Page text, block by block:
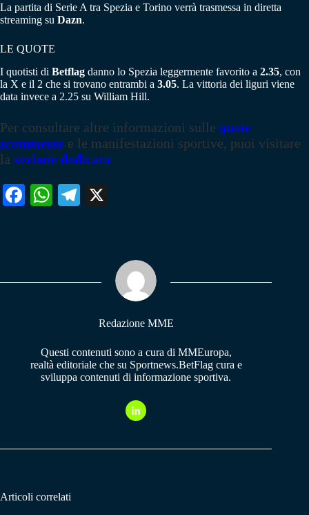
La partita di Serie A tra Spezia e Torino verrà trasmessa in diretta
streaming su Dazn.
LE QUOTE
I quotisti di Betflag danno lo Spezia leggermente favorito a 2.35, con
la X e il 2 che si trovano entrambi a 3.05. La vittoria dei liguri viene
data invece a 2.25 su William Hill.
Per consultare altre informazioni sulle quote
scommesse e le manifestazioni sportive, puoi visitare
la sezione dedicata
Fa W
pp
Te
m
Redazione MME
Questi contenuti sono a cura di MMEuropa,
realtà editoriale che su Sportnews.BetFlag cura e
sviluppa contenuti di informazione sportiva.
Articoli correlati